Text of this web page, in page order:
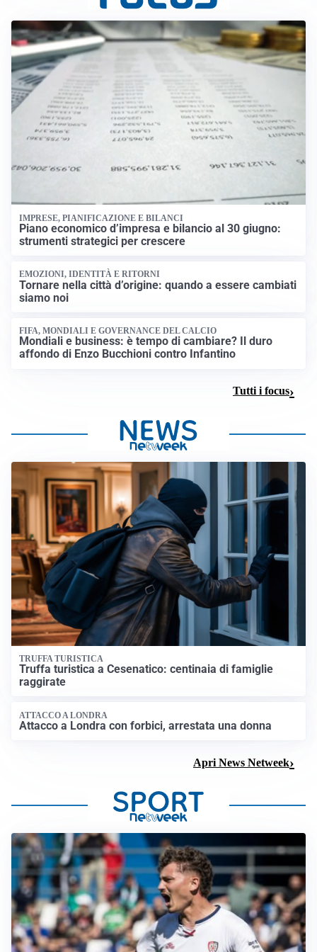
IMPRESE, PIANIFICAZIONE E BILANCI
Piano economico d’impresa e bilancio al 30 giugno:
strumenti strategici per crescere
EMOZIONI, IDENTITÀ E RITORNI
Tornare nella città d’origine: quando a essere cambiati
siamo noi
FIFA, MONDIALI E GOVERNANCE DEL CALCIO
Mondiali e business: è tempo di cambiare? Il duro
affondo di Enzo Bucchioni contro Infantino
Tutti i focus
TRUFFA TURISTICA
Truffa turistica a Cesenatico: centinaia di famiglie
raggirate
ATTACCO A LONDRA
Attacco a Londra con forbici, arrestata una donna
Apri News Netweek